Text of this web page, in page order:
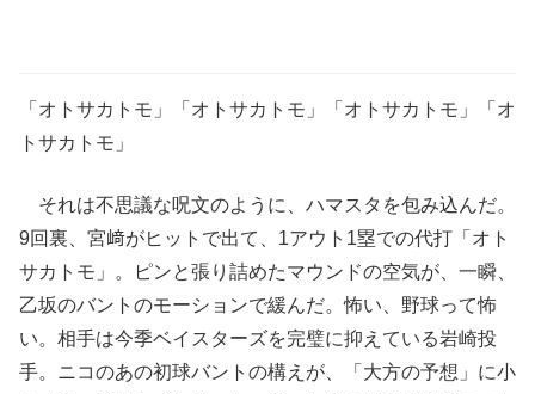
「オトサカトモ」「オトサカトモ」「オトサカトモ」「オ
トサカトモ」
それは不思議な呪文のように、ハマスタを包み込んだ。
9回裏、宮﨑がヒットで出て、1アウト1塁での代打「オト
サカトモ」。ピンと張り詰めたマウンドの空気が、一瞬、
乙坂のバントのモーションで緩んだ。怖い、野球って怖
い。相手は今季ベイスターズを完璧に抑えている岩崎投
手。ニコのあの初球バントの構えが、「大方の予想」に小